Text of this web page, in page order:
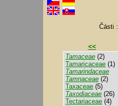
Části :
<<
Tamaceae (2)
Tamaricaceae (1)
Tamarindaceae
Tamnaceae (2)
Taxaceae (5)
Taxodiaceae (26)
Tectariaceae (4)